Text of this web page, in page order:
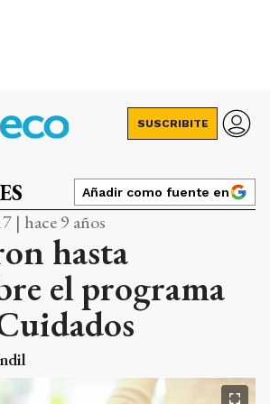
SUSCRIBITE
Añadir como fuente en
| hace 9 años
hasta
el programa